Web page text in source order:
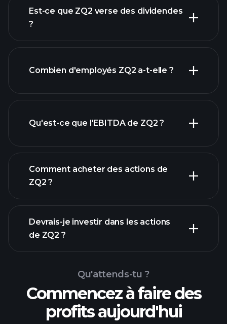
rapports financiers
Est-ce que ZQ2 verse des dividendes
?
actions à fort
Combien d'employés ZQ2 a-t-elle ?
plus grands
Qu'est-ce que l'EBITDA de ZQ2 ?
rapports
financiers
Comment acheter des actions de
ZQ2 ?
Tournois
Devrais-je investir dans les actions
de ZQ2 ?
Qu'attends-tu ?
Commencez à faire des
profits aujourd'hui